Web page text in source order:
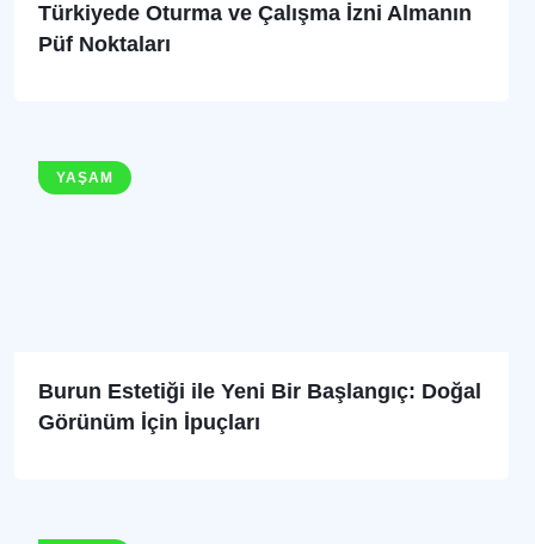
Türkiyede Oturma ve Çalışma İzni Almanın
Püf Noktaları
YAŞAM
Burun Estetiği ile Yeni Bir Başlangıç: Doğal
Görünüm İçin İpuçları